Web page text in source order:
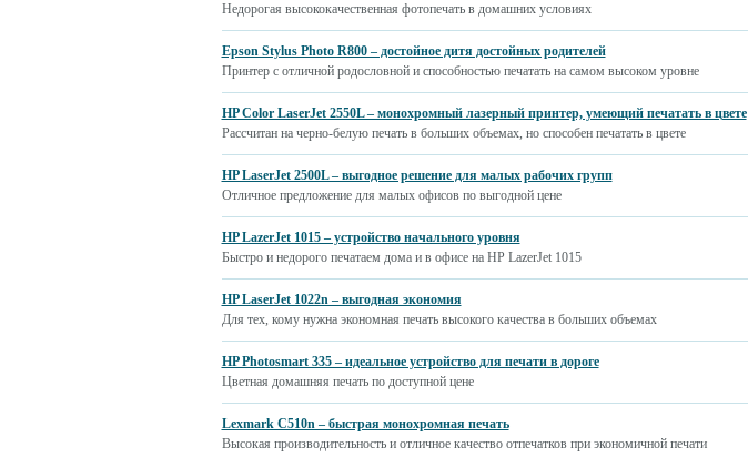
Недорогая высококачественная фотопечать в домашних условиях
Epson Stylus Photo R800 – достойное дитя достойных родителей
Принтер с отличной родословной и способностью печатать на самом высоком уровне
HP Color LaserJet 2550L – монохромный лазерный принтер, умеющий печатать в цвете
Рассчитан на черно-белую печать в больших объемах, но способен печатать в цвете
HP LaserJet 2500L – выгодное решение для малых рабочих групп
Отличное предложение для малых офисов по выгодной цене
HP LazerJet 1015 – устройство начального уровня
Быстро и недорого печатаем дома и в офисе на HP LazerJet 1015
HP LaserJet 1022n – выгодная экономия
Для тех, кому нужна экономная печать высокого качества в больших объемах
HP Photosmart 335 – идеальное устройство для печати в дороге
Цветная домашняя печать по доступной цене
Lexmark C510n – быстрая монохромная печать
Высокая производительность и отличное качество отпечатков при экономичной печати